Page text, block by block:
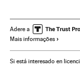
São Paulo Funk
Violencia
Adere a
Mais informações
Si está interesado en